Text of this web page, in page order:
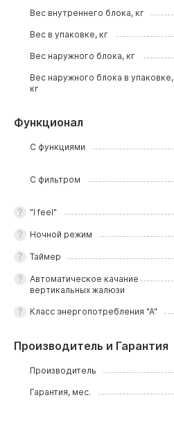
Вес внутреннего блока, кг
Вес в упаковке, кг
Вес наружного блока, кг
Вес наружного блока в упаковке,
кг
Функционал
С функциями
С фильтром
"I feel"
Ночной режим
Таймер
Автоматическое качание
вертикальных жалюзи
Класс энергопотребления "А"
Производитель и Гарантия
Производитель
Гарантия, мес.